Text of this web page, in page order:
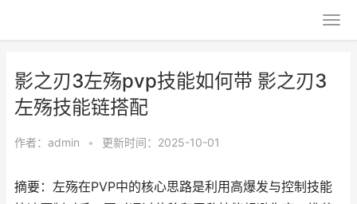
影之刃3左殇pvp技能如何带 影之刃3
左殇技能链搭配
作者： admin • 更新时间：2025-10-01
摘要：左殇在PVP中的核心思路是利用高爆发与控制技能